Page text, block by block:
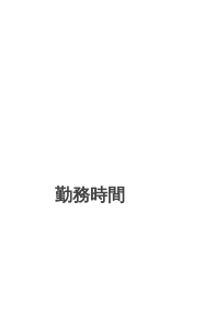
勤務時間